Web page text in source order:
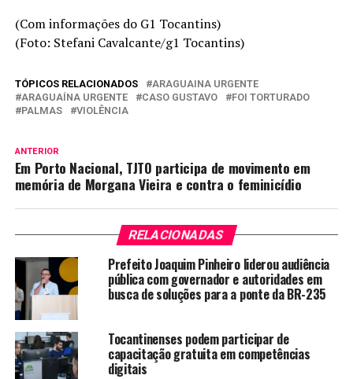
(Com informações do G1 Tocantins)
(Foto: Stefani Cavalcante/g1 Tocantins)
TÓPICOS RELACIONADOS
ARAGUAINA URGENTE
ARAGUAÍNA URGENTE
CASO GUSTAVO
FOI TORTURADO
PALMAS
VIOLÊNCIA
ANTERIOR
Em Porto Nacional, TJTO participa de movimento em
memória de Morgana Vieira e contra o feminicídio
RELACIONADAS
Prefeito Joaquim Pinheiro liderou audiência
pública com governador e autoridades em
busca de soluções para a ponte da BR-235
Tocantinenses podem participar de
capacitação gratuita em competências
digitais